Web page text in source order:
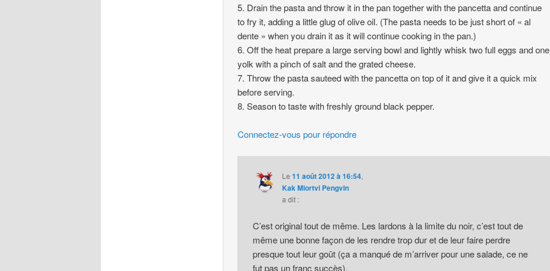
5. Drain the pasta and throw it in the pan together with the pancetta and continue
to fry it, adding a little glug of olive oil. (The pasta needs to be just short of « al
dente » when you drain it as it will continue cooking in the pan.)
6. Off the heat prepare a large serving bowl and lightly whisk two full eggs and one
yolk with a pinch of salt and the grated cheese.
7. Throw the pasta sauteed with the pancetta on top of it and give it a quick mix
before serving.
8. Season to taste with freshly ground black pepper.
Connectez-vous pour répondre
Le 11 août 2012 à 16:54,
Kak Miortvi Pengvin
a dit :
C’est original tout de même. Les lardons à la limite du noir, c’est tout de
même une bonne façon de les rendre trop dur et de leur faire perdre
presque tout leur goût (ça a manqué de m’arriver pour une salade, ce ne
fut pas un franc succès).